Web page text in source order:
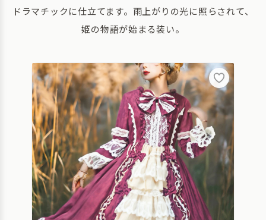
ドラマチックに仕立てます。雨上がりの光に照らされて、
姫の物語が始まる装い。